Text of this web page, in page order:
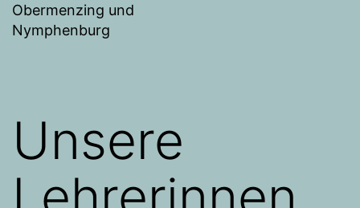
Obermenzing und
Nymphenburg
Unsere